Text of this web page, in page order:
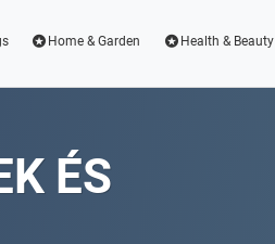
Home & Garden Health & Beauty
ÉS